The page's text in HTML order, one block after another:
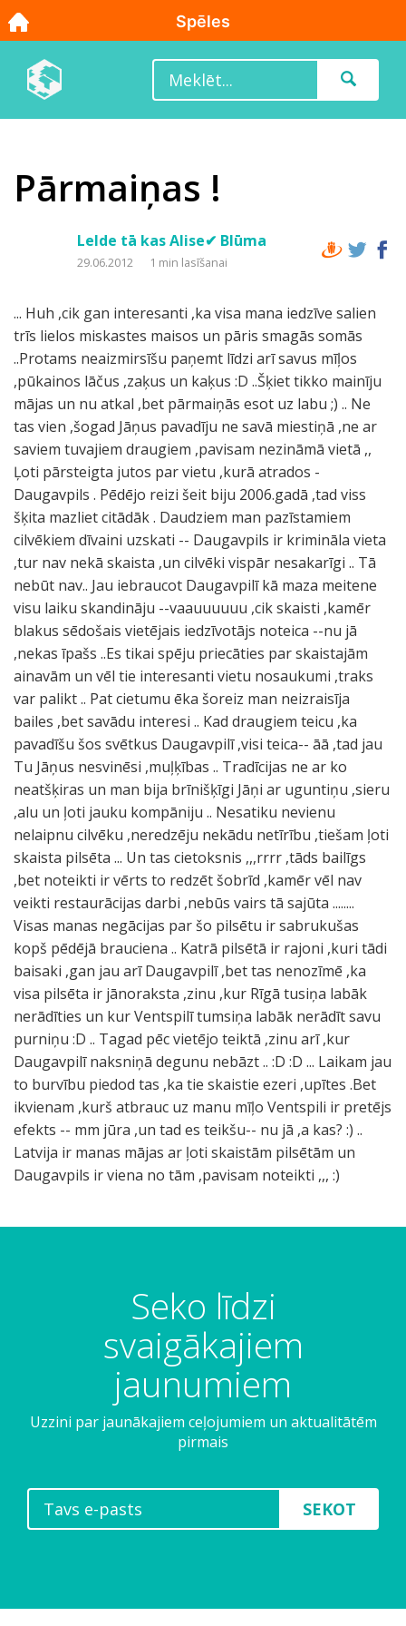
Pārmaiņas !
Lelde tā kas Alise✔ Blūma
29.06.2012 1 min lasīšanai
... Huh ,cik gan interesanti ,ka visa mana iedzīve salien
trīs lielos miskastes maisos un pāris smagās somās
..Protams neaizmirsīšu paņemt līdzi arī savus mīļos
,pūkainos lāčus ,zaķus un kaķus :D ..Šķiet tikko mainīju
mājas un nu atkal ,bet pārmaiņās esot uz labu ;) .. Ne
tas vien ,šogad Jāņus pavadīju ne savā miestiņā ,ne ar
saviem tuvajiem draugiem ,pavisam nezināmā vietā ,,
Ļoti pārsteigta jutos par vietu ,kurā atrados -
Daugavpils . Pēdējo reizi šeit biju 2006.gadā ,tad viss
šķita mazliet citādāk . Daudziem man pazīstamiem
cilvēkiem dīvaini uzskati -- Daugavpils ir krimināla vieta
,tur nav nekā skaista ,un cilvēki vispār nesakarīgi .. Tā
nebūt nav.. Jau iebraucot Daugavpilī kā maza meitene
visu laiku skandināju --vaauuuuuu ,cik skaisti ,kamēr
blakus sēdošais vietējais iedzīvotājs noteica --nu jā
,nekas īpašs ..Es tikai spēju priecāties par skaistajām
ainavām un vēl tie interesanti vietu nosaukumi ,traks
var palikt .. Pat cietumu ēka šoreiz man neizraisīja
bailes ,bet savādu interesi .. Kad draugiem teicu ,ka
pavadīšu šos svētkus Daugavpilī ,visi teica-- āā ,tad jau
Tu Jāņus nesvinēsi ,muļķības .. Tradīcijas ne ar ko
neatšķiras un man bija brīnišķīgi Jāņi ar uguntiņu ,sieru
,alu un ļoti jauku kompāniju .. Nesatiku nevienu
nelaipnu cilvēku ,neredzēju nekādu netīrību ,tiešam ļoti
skaista pilsēta ... Un tas cietoksnis ,,,rrrr ,tāds bailīgs
,bet noteikti ir vērts to redzēt šobrīd ,kamēr vēl nav
veikti restaurācijas darbi ,nebūs vairs tā sajūta ........
Visas manas negācijas par šo pilsētu ir sabrukušas
kopš pēdējā brauciena .. Katrā pilsētā ir rajoni ,kuri tādi
baisaki ,gan jau arī Daugavpilī ,bet tas nenozīmē ,ka
visa pilsēta ir jānoraksta ,zinu ,kur Rīgā tusiņa labāk
nerādīties un kur Ventspilī tumsiņa labāk nerādīt savu
purniņu :D .. Tagad pēc vietējo teiktā ,zinu arī ,kur
Daugavpilī naksniņā degunu nebāzt .. :D :D ... Laikam jau
to burvību piedod tas ,ka tie skaistie ezeri ,upītes .Bet
ikvienam ,kurš atbrauc uz manu mīļo Ventspili ir pretējs
efekts -- mm jūra ,un tad es teikšu-- nu jā ,a kas? :) ..
Latvija ir manas mājas ar ļoti skaistām pilsētām un
Daugavpils ir viena no tām ,pavisam noteikti ,,, :)
Seko līdzi
svaigākajiem
jaunumiem
Uzzini par jaunākajiem ceļojumiem un aktualitātēm
pirmais
SEKOT